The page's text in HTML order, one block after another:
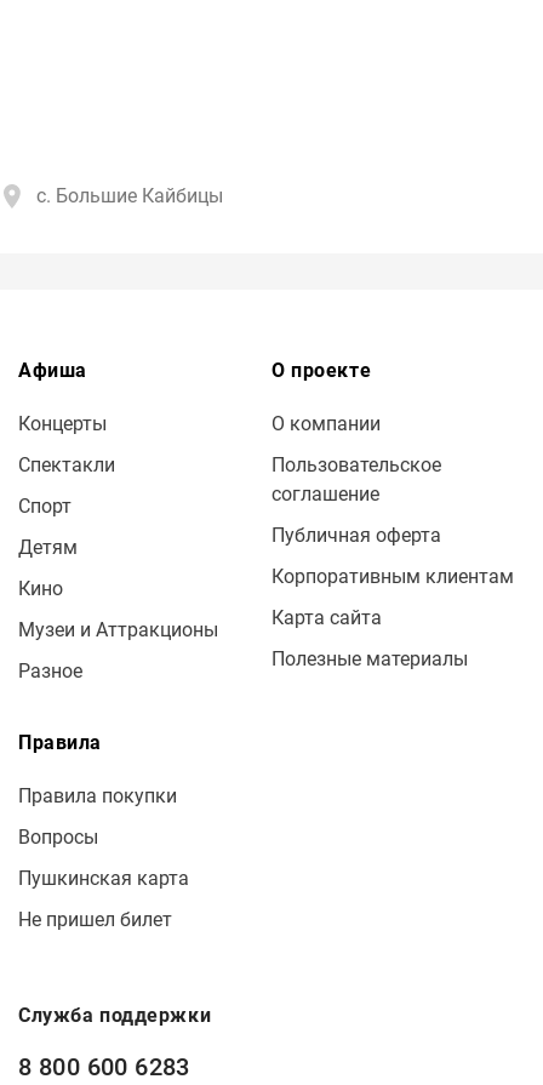
с. Большие Кайбицы
Афиша
Концерты
Спектакли
Спорт
Детям
Кино
Музеи и Аттракционы
Разное
О проекте
О компании
Пользовательское
соглашение
Публичная оферта
Корпоративным клиентам
Карта сайта
Полезные материалы
Правила
Правила покупки
Вопросы
Пушкинская карта
Не пришел билет
Служба поддержки
8 800 600 6283